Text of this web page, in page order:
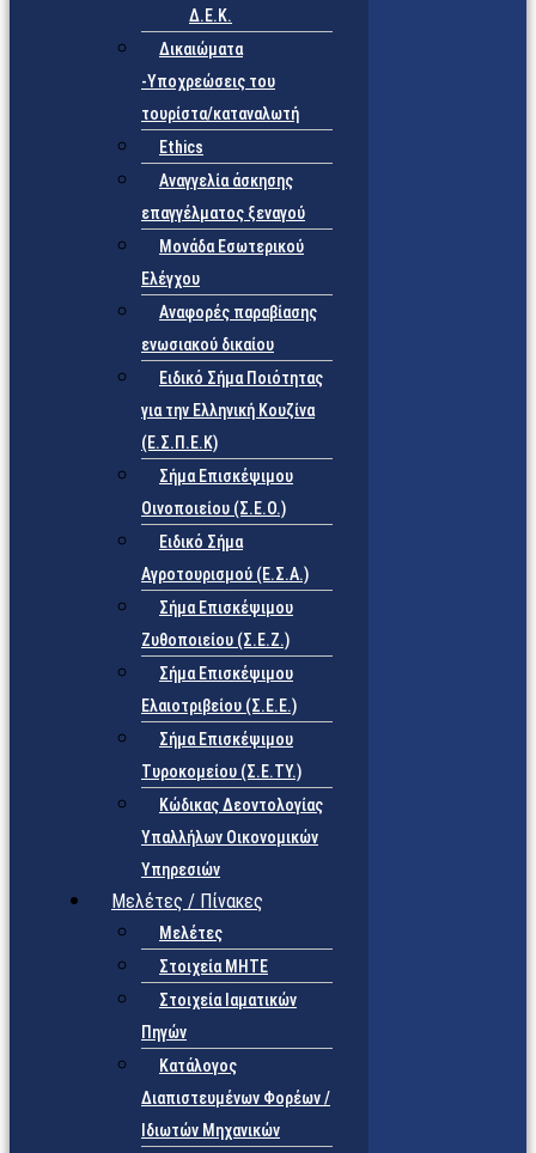
Δ.Ε.Κ.
Δικαιώματα
-Υποχρεώσεις του
τουρίστα/καταναλωτή
Ethics
Αναγγελία άσκησης
επαγγέλματος ξεναγού
Μονάδα Εσωτερικού
Ελέγχου
Αναφορές παραβίασης
ενωσιακού δικαίου
Ειδικό Σήμα Ποιότητας
για την Ελληνική Κουζίνα
(Ε.Σ.Π.Ε.Κ)
Σήμα Επισκέψιμου
Οινοποιείου (Σ.Ε.Ο.)
Ειδικό Σήμα
Αγροτουρισμού (Ε.Σ.Α.)
Σήμα Επισκέψιμου
Ζυθοποιείου (Σ.Ε.Ζ.)
Σήμα Επισκέψιμου
Ελαιοτριβείου (Σ.Ε.Ε.)
Σήμα Επισκέψιμου
Τυροκομείου (Σ.Ε.TY.)
Κώδικας Δεοντολογίας
Υπαλλήλων Οικονομικών
Υπηρεσιών
Μελέτες / Πίνακες
Μελέτες
Στοιχεία ΜΗΤΕ
Στοιχεία Ιαματικών
Πηγών
Κατάλογος
Διαπιστευμένων Φορέων /
Ιδιωτών Μηχανικών